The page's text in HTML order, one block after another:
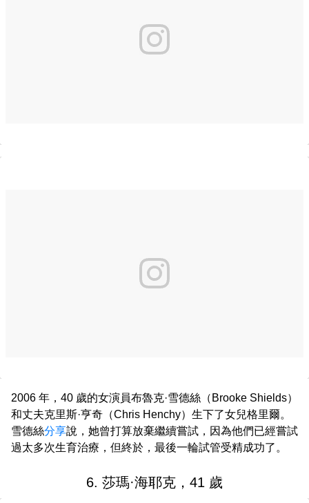
2006 年，40 歲的女演員布魯克·雪德絲（Brooke Shields）
和丈夫克里斯·亨奇（Chris Henchy）生下了女兒格里爾。
雪德絲分享說，她曾打算放棄繼續嘗試，因為他們已經嘗試
過太多次生育治療，但終於，最後一輪試管受精成功了。
6. 莎瑪·海耶克，41 歲